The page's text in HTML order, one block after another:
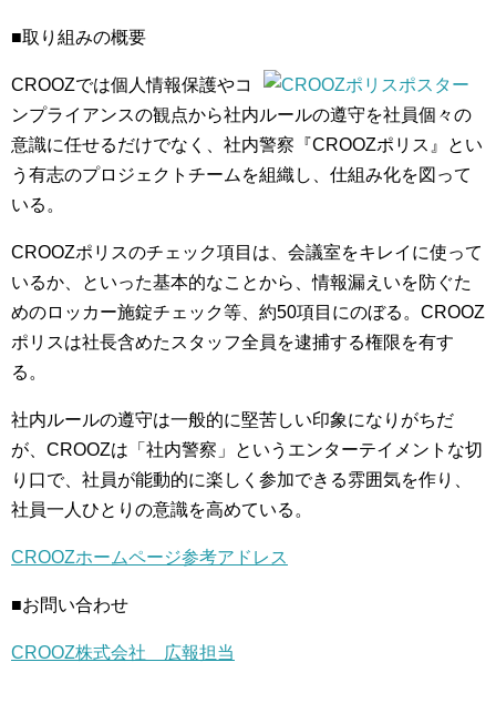
■取り組みの概要
CROOZでは個人情報保護やコ
ンプライアンスの観点から社内ルールの遵守を社員個々の
意識に任せるだけでなく、社内警察『CROOZポリス』とい
う有志のプロジェクトチームを組織し、仕組み化を図って
いる。
CROOZポリスのチェック項目は、会議室をキレイに使って
いるか、といった基本的なことから、情報漏えいを防ぐた
めのロッカー施錠チェック等、約50項目にのぼる。CROOZ
ポリスは社長含めたスタッフ全員を逮捕する権限を有す
る。
社内ルールの遵守は一般的に堅苦しい印象になりがちだ
が、CROOZは「社内警察」というエンターテイメントな切
り口で、社員が能動的に楽しく参加できる雰囲気を作り、
社員一人ひとりの意識を高めている。
CROOZホームページ参考アドレス
■お問い合わせ
CROOZ株式会社 広報担当